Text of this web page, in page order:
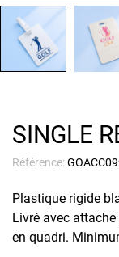
SINGLE
Référence:
Plastique rigide
Livré avec
en quadri.